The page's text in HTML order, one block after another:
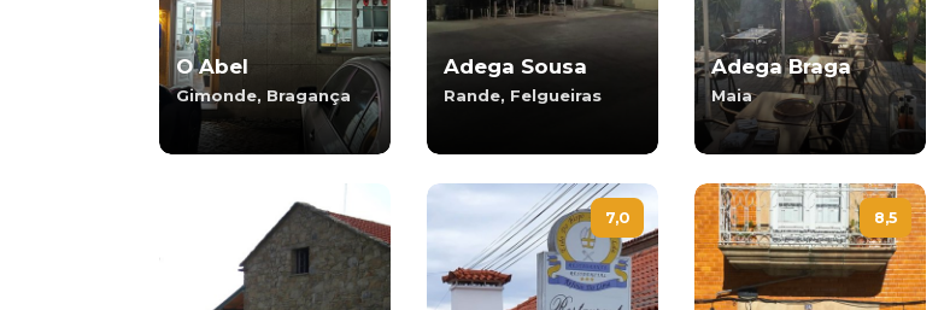
O Abel
Gimonde, Bragança
Adega Sousa
Rande, Felgueiras
Adega Braga
Maia
7,0 8,5